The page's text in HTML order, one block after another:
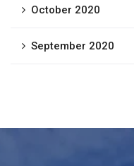
October 2020
September 2020